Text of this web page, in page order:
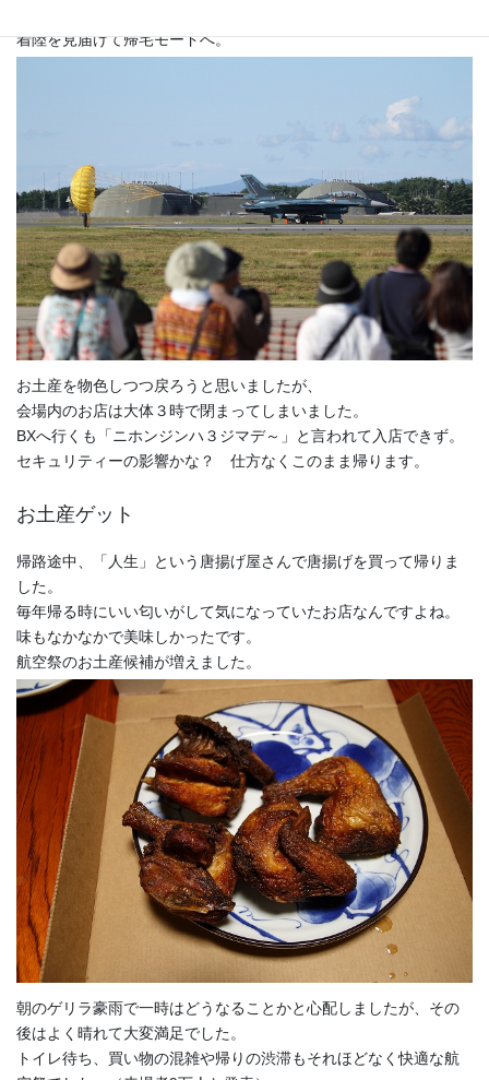
着陸を見届けて帰宅モードへ。
お土産を物色しつつ戻ろうと思いましたが、
会場内のお店は大体３時で閉まってしまいました。
BXへ行くも「ニホンジンハ３ジマデ～」と言われて入店できず。
セキュリティーの影響かな？ 仕方なくこのまま帰ります。
お土産ゲット
帰路途中、「人生」という唐揚げ屋さんで唐揚げを買って帰りま
した。
毎年帰る時にいい匂いがして気になっていたお店なんですよね。
味もなかなかで美味しかったです。
航空祭のお土産候補が増えました。
朝のゲリラ豪雨で一時はどうなることかと心配しましたが、その
後はよく晴れて大変満足でした。
トイレ待ち、買い物の混雑や帰りの渋滞もそれほどなく快適な航